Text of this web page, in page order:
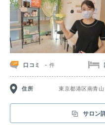
口コミ -件
住所 東京都港区南青
サロン